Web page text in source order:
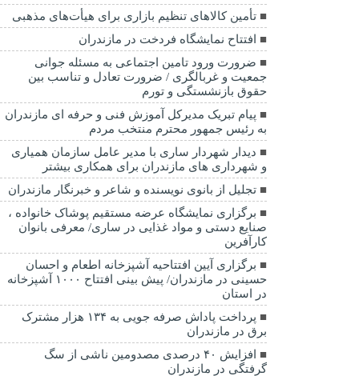
تأمین کالاهای تنظیم بازاری برای هیأت‌های مذهبی
افتتاح نمایشگاه فردخت در مازندران
ضرورت ورود تامین اجتماعی به مسئله جوانی
جمعیت و غربالگری / ضرورت تعادل و تناسب بین
حقوق بازنشستگی و تورم
پیام تبریک مدیرکل آموزش فنی و حرفه ای مازندران
به رئیس جمهور محترم منتخب مردم
دیدار شهردار ساری با مدیر عامل سازمان همیاری
و شهرداری های مازندران برای همکاری بیشتر
تجلیل از بانوی نویسنده و شاعر و خبرنگار مازندران
برگزاری نمایشگاه عرضه مستقیم پوشاک خانواده ،
صنایع دستی و مواد غذایی در ساری/ معرفی بانوان
کارآفرین
برگزاری آیین افتتاحیه آشپزخانه اطعام و احسان
حسینی در مازندران/ پیش بینی افتتاح ۱۰۰۰ آشپزخانه
در استان
پرداخت پاداش صرفه جویی به ۱۳۴ هزار مشترک
برق در مازندران
افزایش ۴۰ درصدی مصدومین ناشی از سگ
گرفتگی در مازندران